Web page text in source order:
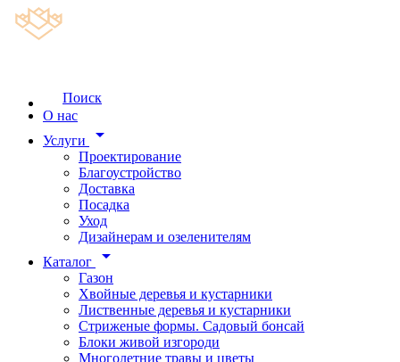
Поиск
О нас
Услуги
arrow_drop_down
Проектирование
Благоустройство
Доставка
Посадка
Уход
Дизайнерам и озеленителям
Каталог
arrow_drop_down
Газон
Хвойные деревья и кустарники
Лиственные деревья и кустарники
Стриженые формы. Садовый бонсай
Блоки живой изгороди
Многолетние травы и цветы